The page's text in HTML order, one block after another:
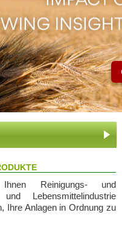
Reinigungs- und
Lebensmittelindustrie
Ihre Anlagen in Ordnung zu